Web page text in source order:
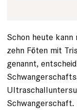
Schon heute kann
zehn Föten mit
genannt,
Schwangerschaft.